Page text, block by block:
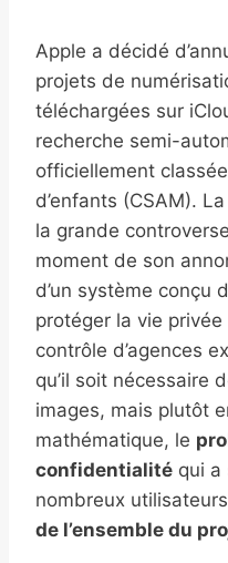
Apple a décidé
projets de
téléchargées sur
recherche semi-
officiellement
d’enfants (CSAM).
la grande
moment de son
d’un système conçu
protéger la vie
contrôle d’agences
qu’il soit nécessaire
images, mais plutôt
mathématique, le
confidentialité qui a
nombreux
de l’ensemble du